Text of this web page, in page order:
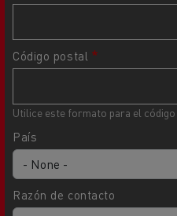
Código postal
Utilice este formato para el
País
Razón de contacto